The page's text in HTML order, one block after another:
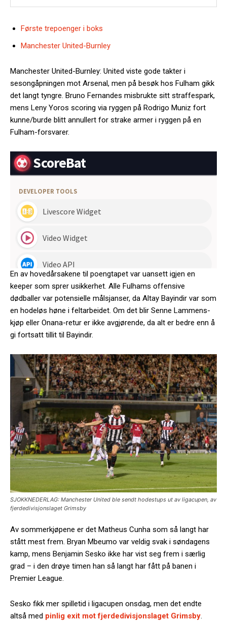
Første trepoenger i boks
Manchester United-Burnley
Manchester United-Burnley: United viste gode takter i
sesongåpningen mot Arsenal, men på besøk hos Fulham gikk
det langt tyngre. Bruno Fernandes misbrukte sitt straffespark,
mens Leny Yoros scoring via ryggen på Rodrigo Muniz fort
kunne/burde blitt annullert for strake armer i ryggen på en
Fulham-forsvarer.
En av hovedårsakene til poengtapet var uansett igjen en
keeper som sprer usikkerhet. Alle Fulhams offensive
dødballer var potensielle målsjanser, da Altay Bayindir var som
en hodeløs høne i feltarbeidet. Om det blir Senne Lammens-
kjøp eller Onana-retur er ikke avgjørende, da alt er bedre enn å
gi fortsatt tillit til Bayindir.
SJOKKNEDERLAG: Manchester United ble sendt hodestups ut av ligacupen, av
fjerdedivisjonslaget Grimsby
Av sommerkjøpene er det Matheus Cunha som så langt har
stått mest frem. Bryan Mbeumo var veldig svak i søndagens
kamp, mens Benjamin Sesko ikke har vist seg frem i særlig
grad – i den drøye timen han så langt har fått på banen i
Premier League.
Sesko fikk mer spilletid i ligacupen onsdag, men det endte
altså med pinlig exit mot fjerdedivisjonslaget Grimsby.